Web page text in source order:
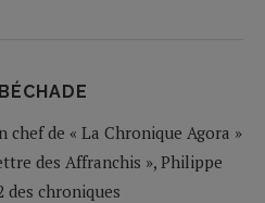
chef de « La Chronique Agora »
des Affranchis », Philippe
des chroniques